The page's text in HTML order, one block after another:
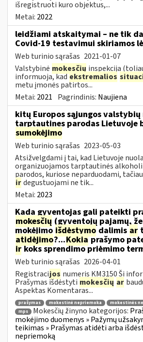
išregistruoti kuro objektus,...
Metai: 2022
leidžiami atskaitymai – ne tik
Covid-19 testavimui skiriamos
Web turinio sąrašas 2021-01-07
Valstybinė mokesčių inspekcija
informuoja, kadekstremalios
metu įmonės patirtos...
Metai: 2021 Pagrindinis: Naujiena
kitų Europos sąjungos valstybių
tarptautines parodas Lietuvoje
sumokėjimo
Web turinio sąrašas 2023-05-03
Atsižvelgdami į tai, kad Lietuvoje
organizuojamos tarptautinės
parodos, kuriose neparduodami,
irdegustuojami ne tik...
Metai: 2023
Kada gyventojas gali pateikti
mokesčių (gyventojų pajamų,
mokėjimo išdėstymo dalimis ar
atidėjimo?...Kokiaprašymo
irkoks sprendimo priėmimo
Web turinio sąrašas 2026-04-01
Registracijos numeris KM3150 Ši
Prašymas išdėstyti mokesčių ar
Aspektas Komentaras...
prašymas mokestinė nepriemoka
mokestinės
mps
Mokesčių žinyno kategorijos:
mokėjimo duomenys » Pažymų
teikimas » Prašymas atidėti arba
nepriemoką